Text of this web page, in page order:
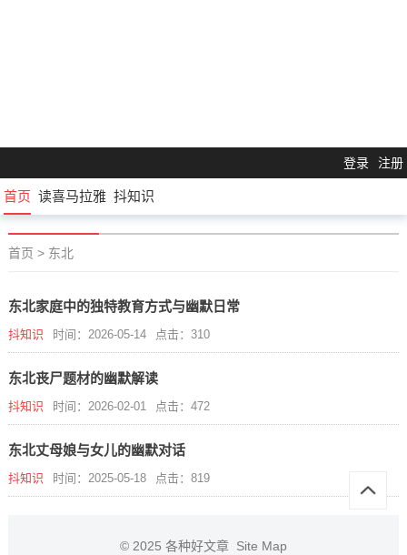
登录 注册
首页 读喜马拉雅 抖知识
首页 > 东北
东北家庭中的独特教育方式与幽默日常
抖知识 时间：2026-05-14 点击：310
东北丧尸题材的幽默解读
抖知识 时间：2026-02-01 点击：472
东北丈母娘与女儿的幽默对话
抖知识 时间：2025-05-18 点击：819
© 2025 各种好文章 Site Map